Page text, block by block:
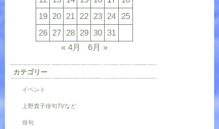
19 20 21 22 23 24 25
26 27 28 29 30 31
« 4月
6月 »
カテゴリー
イベント
上野貴子俳句TVなど
俳句